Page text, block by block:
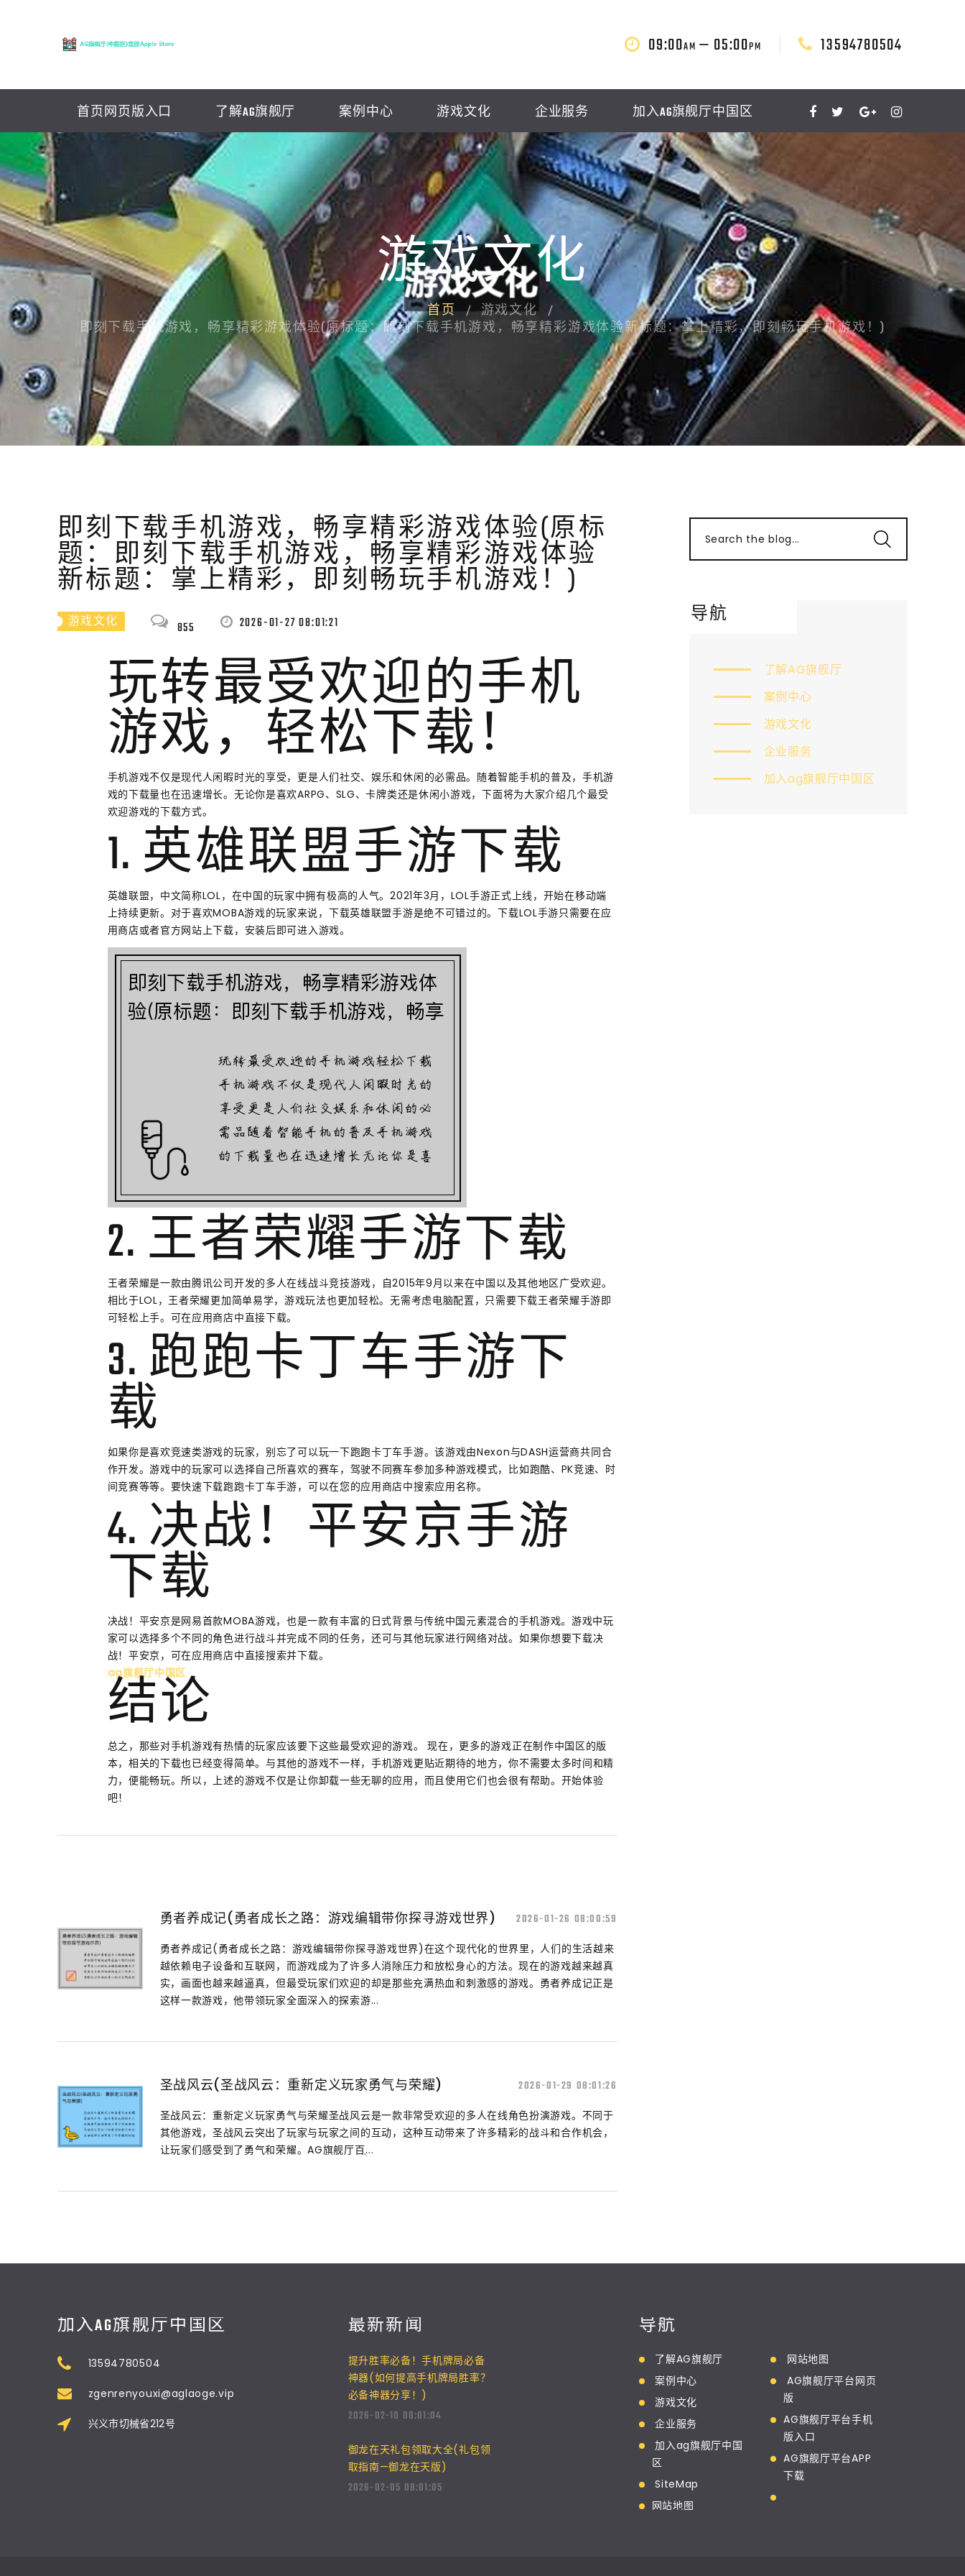
09:00AM — 05:00PM 13594780504
首页网页版入口 了解AG旗舰厅 案例中心 游戏文化 企业服务 加入AG旗舰厅中国区
游戏文化
首页
游戏文化
即刻下载手机游戏，畅享精彩游戏体验(原标题：即刻下载手机游戏，畅享精彩游戏体验新标题：掌上精彩，即刻畅玩手机游戏！)
即刻下载手机游戏，畅享精彩游戏体验(原标
题：即刻下载手机游戏，畅享精彩游戏体验
新标题：掌上精彩，即刻畅玩手机游戏！)
游戏文化 855 2026-01-27 08:01:21
玩转最受欢迎的手机
游戏，轻松下载！
手机游戏不仅是现代人闲暇时光的享受，更是人们社交、娱乐和休闲的必需品。随着智能手机的普及，手机游
戏的下载量也在迅速增长。无论你是喜欢ARPG、SLG、卡牌类还是休闲小游戏，下面将为大家介绍几个最受
欢迎游戏的下载方式。
1. 英雄联盟手游下载
英雄联盟，中文简称LOL，在中国的玩家中拥有极高的人气。2021年3月，LOL手游正式上线，开始在移动端
上持续更新。对于喜欢MOBA游戏的玩家来说，下载英雄联盟手游是绝不可错过的。下载LOL手游只需要在应
用商店或者官方网站上下载，安装后即可进入游戏。
2. 王者荣耀手游下载
王者荣耀是一款由腾讯公司开发的多人在线战斗竞技游戏，自2015年9月以来在中国以及其他地区广受欢迎。
相比于LOL，王者荣耀更加简单易学，游戏玩法也更加轻松。无需考虑电脑配置，只需要下载王者荣耀手游即
可轻松上手。可在应用商店中直接下载。
3. 跑跑卡丁车手游下
载
如果你是喜欢竞速类游戏的玩家，别忘了可以玩一下跑跑卡丁车手游。该游戏由Nexon与DASH运营商共同合
作开发。游戏中的玩家可以选择自己所喜欢的赛车，驾驶不同赛车参加多种游戏模式，比如跑酷、PK竞速、时
间竞赛等等。要快速下载跑跑卡丁车手游，可以在您的应用商店中搜索应用名称。
4. 决战！平安京手游
下载
决战！平安京是网易首款MOBA游戏，也是一款有丰富的日式背景与传统中国元素混合的手机游戏。游戏中玩
家可以选择多个不同的角色进行战斗并完成不同的任务，还可与其他玩家进行网络对战。如果你想要下载决
战！平安京，可在应用商店中直接搜索并下载。
ag旗舰厅中国区
结论
总之，那些对手机游戏有热情的玩家应该要下这些最受欢迎的游戏。 现在，更多的游戏正在制作中国区的版
本，相关的下载也已经变得简单。与其他的游戏不一样，手机游戏更贴近期待的地方，你不需要太多时间和精
力，便能畅玩。所以，上述的游戏不仅是让你卸载一些无聊的应用，而且使用它们也会很有帮助。开始体验
吧！
勇者养成记(勇者成长之路：游戏编辑带你探寻游戏世界) 2026-01-26 08:00:59
勇者养成记(勇者成长之路：游戏编辑带你探寻游戏世界)在这个现代化的世界里，人们的生活越来
越依赖电子设备和互联网，而游戏成为了许多人消除压力和放松身心的方法。现在的游戏越来越真
实，画面也越来越逼真，但最受玩家们欢迎的却是那些充满热血和刺激感的游戏。勇者养成记正是
这样一款游戏，他带领玩家全面深入的探索游...
圣战风云(圣战风云：重新定义玩家勇气与荣耀) 2026-01-29 08:01:26
圣战风云：重新定义玩家勇气与荣耀圣战风云是一款非常受欢迎的多人在线角色扮演游戏。不同于
其他游戏，圣战风云突出了玩家与玩家之间的互动，这种互动带来了许多精彩的战斗和合作机会，
让玩家们感受到了勇气和荣耀。AG旗舰厅百ֻ...
Search the blog...
导航
了解AG旗舰厅
案例中心
游戏文化
企业服务
加入ag旗舰厅中国区
加入AG旗舰厅中国区
13594780504
zgenrenyouxi@aglaoge.vip
兴义市切械省212号
最新新闻
提升胜率必备！手机牌局必备
神器(如何提高手机牌局胜率？
必备神器分享！)
2026-02-10 08:01:04
御龙在天礼包领取大全(礼包领
取指南—御龙在天版)
2026-02-05 08:01:05
导航
了解AG旗舰厅
案例中心
游戏文化
企业服务
加入ag旗舰厅中国
区
SiteMap
网站地图
网站地图
AG旗舰厅平台网页
版
AG旗舰厅平台手机
版入口
AG旗舰厅平台APP
下载